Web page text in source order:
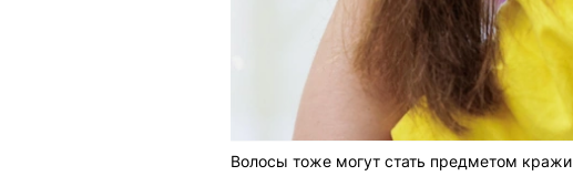
Волосы тоже могут стать предметом кражи